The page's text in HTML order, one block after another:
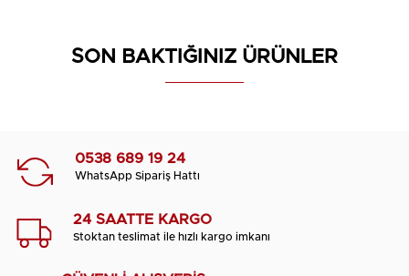
SON BAKTIĞINIZ ÜRÜNLER
0538 689 19 24
WhatsApp Sipariş Hattı
24 SAATTE KARGO
Stoktan teslimat ile hızlı kargo imkanı